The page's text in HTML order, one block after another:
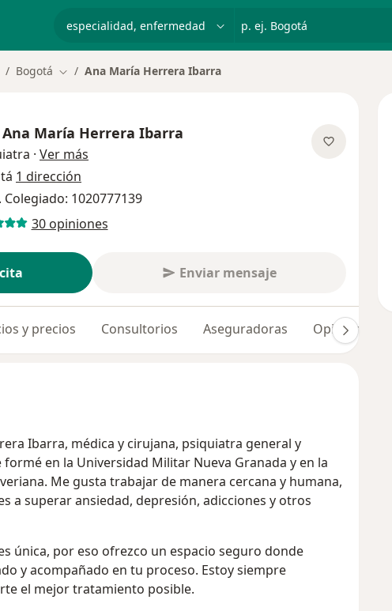
p. ej. Bogotá
Bogotá Cambiar de ciudad
Ana María Herrera Ibarra
Ana María Herrera Ibarra
· Ver más
1 dirección
Colegiado: 1020777139
30 opiniones
Enviar mensaje
y precios Consultorios Aseguradoras Opiniones (30)
Ibarra, médica y cirujana, psiquiatra general y
en la Universidad Militar Nueva Granada y en la
Me gusta trabajar de manera cercana y humana,
a superar ansiedad, depresión, adicciones y otros
única, por eso ofrezco un espacio seguro donde
y acompañado en tu proceso. Estoy siempre
el mejor tratamiento posible.